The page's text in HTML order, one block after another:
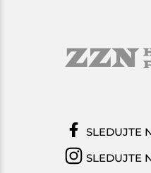
SLEDUJTE
SLEDUJTE